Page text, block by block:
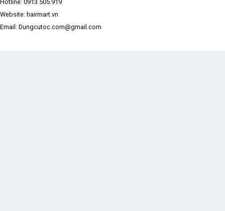
Hotline: 0913.505.919
Website: hairmart.vn
Email: Dungcutoc.com@gmail.com